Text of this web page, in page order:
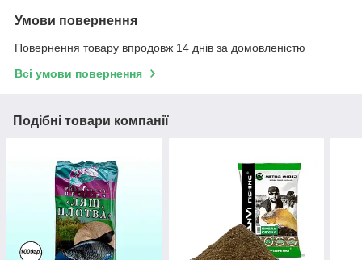
Умови повернення
Повернення товару впродовж 14 днів за домовленістю
Всі умови повернення
Подібні товари компанії